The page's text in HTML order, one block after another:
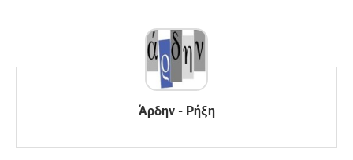
Άρδην - Ρήξη